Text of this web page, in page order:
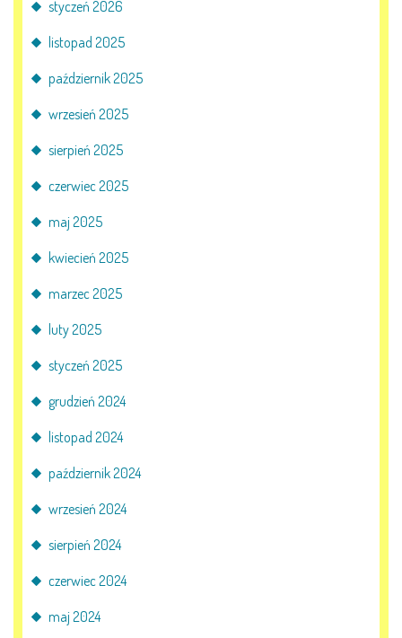
KORZYSTANIE Z TIK
PROGRAMY
KONKURSY
NASI PRZYJACIELE
AKTUALNOŚCI
DOKUMENTY DO POBRANIA
styczeń 2026
listopad 2025
październik 2025
wrzesień 2025
sierpień 2025
czerwiec 2025
maj 2025
kwiecień 2025
marzec 2025
luty 2025
styczeń 2025
grudzień 2024
listopad 2024
październik 2024
wrzesień 2024
sierpień 2024
czerwiec 2024
maj 2024